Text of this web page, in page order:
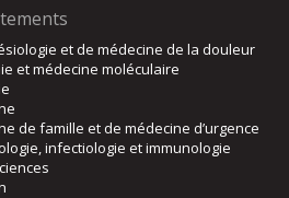
et de médecine de la douleur
et médecine moléculaire
de famille et de médecine d’urgence
infectiologie et immunologie